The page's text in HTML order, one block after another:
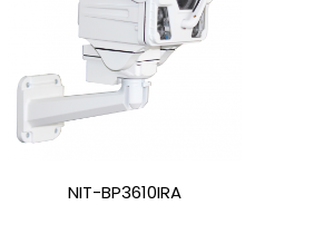
NIT-BP3610IRA